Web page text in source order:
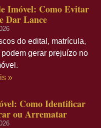
Imóvel: Como Evitar
Dar Lance
do edital, matrícula,
gerar prejuízo no
»
Como Identificar
ou Arrematar